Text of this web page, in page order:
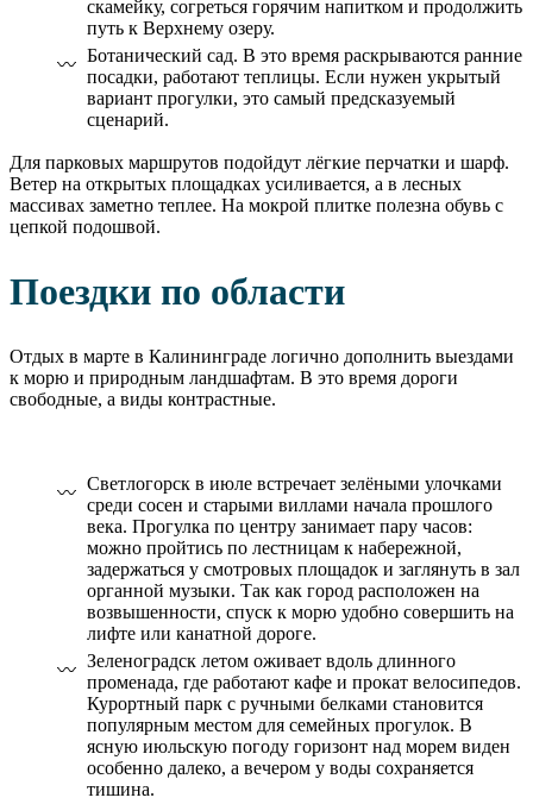
скамейку, согреться горячим напитком и продолжить
путь к Верхнему озеру.
Ботанический сад. В это время раскрываются ранние
посадки, работают теплицы. Если нужен укрытый
вариант прогулки, это самый предсказуемый
сценарий.
Для парковых маршрутов подойдут лёгкие перчатки и шарф.
Ветер на открытых площадках усиливается, а в лесных
массивах заметно теплее. На мокрой плитке полезна обувь с
цепкой подошвой.
Поездки по области
Отдых в марте в Калининграде логично дополнить выездами
к морю и природным ландшафтам. В это время дороги
свободные, а виды контрастные.
Светлогорск в июле встречает зелёными улочками
среди сосен и старыми виллами начала прошлого
века. Прогулка по центру занимает пару часов:
можно пройтись по лестницам к набережной,
задержаться у смотровых площадок и заглянуть в зал
органной музыки. Так как город расположен на
возвышенности, спуск к морю удобно совершить на
лифте или канатной дороге.
Зеленоградск летом оживает вдоль длинного
променада, где работают кафе и прокат велосипедов.
Курортный парк с ручными белками становится
популярным местом для семейных прогулок. В
ясную июльскую погоду горизонт над морем виден
особенно далеко, а вечером у воды сохраняется
тишина.